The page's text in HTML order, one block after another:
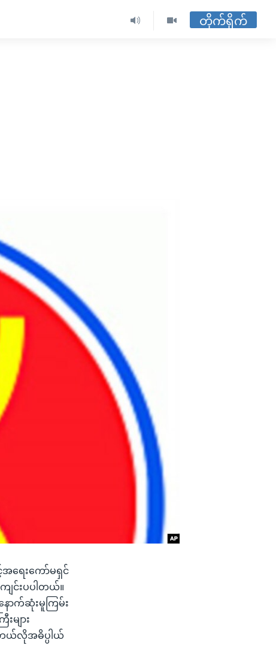
တိုက်ရိုက်
ရေးကော်မရှင်
င်းပပါတယ်။
ောက်ဆုံးမူကြမ်း
များ
ယ်လိုအဓိပ္ပါယ်